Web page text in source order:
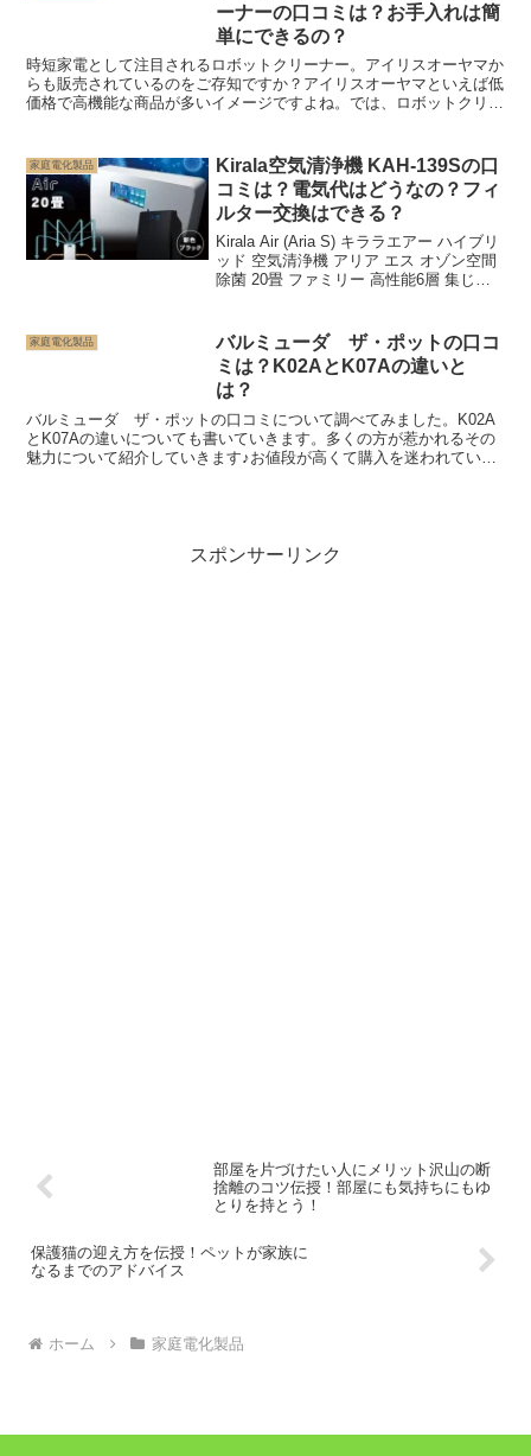
ーナーの口コミは？お手入れは簡
単にできるの？
時短家電として注目されるロボットクリーナー。アイリスオーヤマか
らも販売されているのをご存知ですか？アイリスオーヤマといえば低
価格で高機能な商品が多いイメージですよね。では、ロボットクリー
家庭電化製品
Kirala空気清浄機 KAH-139Sの口
コミは？電気代はどうなの？フィ
ルター交換はできる？
Kirala Air (Aria S) キララエアー ハイブリ
ッド 空気清浄機 アリア エス オゾン空間
除菌 20畳 ファミリー 高性能6層 集じん
テル...
家庭電化製品
バルミューダ ザ・ポットの口コ
ミは？K02AとK07Aの違いと
は？
バルミューダ ザ・ポットの口コミについて調べてみました。K02A
とK07Aの違いについても書いていきます。多くの方が惹かれるその
魅力について紹介していきます♪お値段が高くて購入を迷われている
スポンサーリンク
部屋を片づけたい人にメリット沢山の断
捨離のコツ伝授！部屋にも気持ちにもゆ
とりを持とう！
保護猫の迎え方を伝授！ペットが家族に
なるまでのアドバイス
ホーム 家庭電化製品